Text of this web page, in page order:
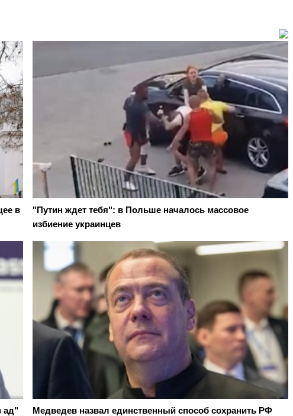
в
"Путин ждет тебя": в Польше началось массовое
избиение украинцев
ад"
Медведев назвал единственный способ сохранить РФ